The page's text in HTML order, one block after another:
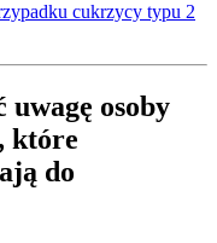
cukrzycy typu 2
uwagę osoby
które
do